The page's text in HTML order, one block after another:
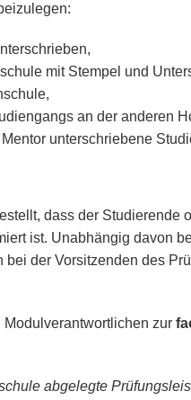
mit Stempel und
an der anderen
unterschriebene
dass der Studierende
ist. Unabhängig davon
der Vorsitzenden des
zur
abgelegte